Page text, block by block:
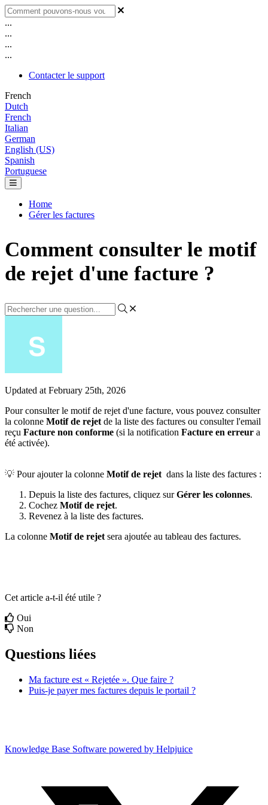
...
...
...
...
Contacter le support
French
Dutch
French
Italian
German
English (US)
Spanish
Portuguese
Home
Gérer les factures
Comment consulter le motif
de rejet d'une facture ?
Updated at February 25th, 2026
Pour consulter le motif de rejet d'une facture, vous pouvez consulter
la colonne Motif de rejet de la liste des factures ou consulter l'email
reçu Facture non conforme (si la notification Facture en erreur a
été activée).
 Pour ajouter la colonne Motif de rejet dans la liste des factures :
Depuis la liste des factures, cliquez sur Gérer les colonnes.
Cochez Motif de rejet.
Revenez à la liste des factures.
La colonne Motif de rejet sera ajoutée au tableau des factures.
Cet article a-t-il été utile ?
Oui
Non
Questions liées
Ma facture est « Rejetée ». Que faire ?
Puis-je payer mes factures depuis le portail ?
Knowledge Base Software powered by Helpjuice